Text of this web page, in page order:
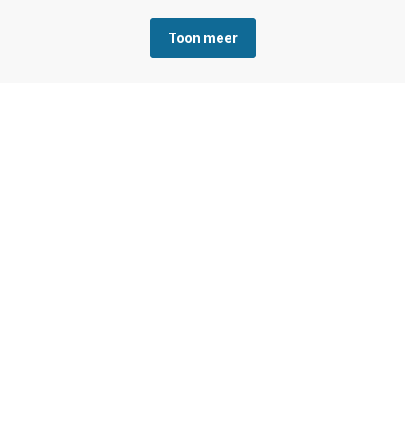
Toon meer